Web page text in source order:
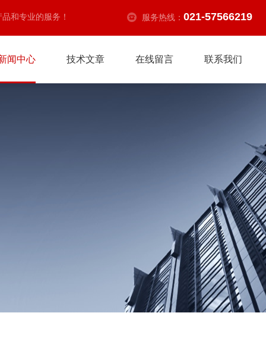
和专业的服务！ 服务热线： 021-57566219
闻中心 技术文章 在线留言 联系我们